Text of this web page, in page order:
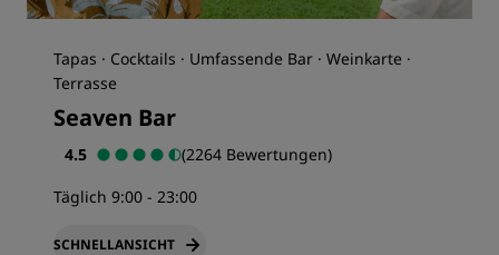
Tapas · Cocktails · Umfassende Bar · Weinkarte ·
Terrasse
Seaven Bar
4.5
(2264 Bewertungen)
Täglich 9:00 - 23:00
SCHNELLANSICHT